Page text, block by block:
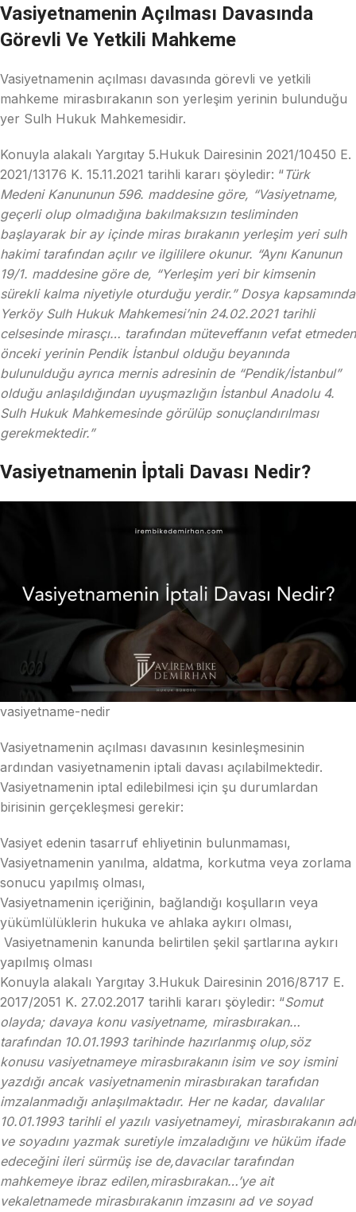
Vasiyetnamenin Açılması Davasında
Görevli Ve Yetkili Mahkeme
Vasiyetnamenin açılması davasında görevli ve yetkili
mahkeme mirasbırakanın son yerleşim yerinin bulunduğu
yer Sulh Hukuk Mahkemesidir.
Konuyla alakalı Yargıtay 5.Hukuk Dairesinin 2021/10450 E.
2021/13176 K. 15.11.2021 tarihli kararı şöyledir: “Türk
Medeni Kanununun 596. maddesine göre, “Vasiyetname,
geçerli olup olmadığına bakılmaksızın tesliminden
başlayarak bir ay içinde miras bırakanın yerleşim yeri sulh
hakimi tarafından açılır ve ilgililere okunur. “Aynı Kanunun
19/1. maddesine göre de, “Yerleşim yeri bir kimsenin
sürekli kalma niyetiyle oturduğu yerdir.” Dosya kapsamında
Yerköy Sulh Hukuk Mahkemesi’nin 24.02.2021 tarihli
celsesinde mirasçı… tarafından müteveffanın vefat etmeden
önceki yerinin Pendik İstanbul olduğu beyanında
bulunulduğu ayrıca mernis adresinin de “Pendik/İstanbul”
olduğu anlaşıldığından uyuşmazlığın İstanbul Anadolu 4.
Sulh Hukuk Mahkemesinde görülüp sonuçlandırılması
gerekmektedir.”
Vasiyetnamenin İptali Davası Nedir?
vasiyetname-nedir
Vasiyetnamenin açılması davasının kesinleşmesinin
ardından vasiyetnamenin iptali davası açılabilmektedir.
Vasiyetnamenin iptal edilebilmesi için şu durumlardan
birisinin gerçekleşmesi gerekir:
Vasiyet edenin tasarruf ehliyetinin bulunmaması,
Vasiyetnamenin yanılma, aldatma, korkutma veya zorlama
sonucu yapılmış olması,
Vasiyetnamenin içeriğinin, bağlandığı koşulların veya
yükümlülüklerin hukuka ve ahlaka aykırı olması,
Vasiyetnamenin kanunda belirtilen şekil şartlarına aykırı
yapılmış olması
Konuyla alakalı Yargıtay 3.Hukuk Dairesinin 2016/8717 E.
2017/2051 K. 27.02.2017 tarihli kararı şöyledir: “Somut
olayda; davaya konu vasiyetname, mirasbırakan…
tarafından 10.01.1993 tarihinde hazırlanmış olup,söz
konusu vasiyetnameye mirasbırakanın isim ve soy ismini
yazdığı ancak vasiyetnamenin mirasbırakan tarafıdan
imzalanmadığı anlaşılmaktadır. Her ne kadar, davalılar
10.01.1993 tarihli el yazılı vasiyetnameyi, mirasbırakanın adı
ve soyadını yazmak suretiyle imzaladığını ve hüküm ifade
edeceğini ileri sürmüş ise de,davacılar tarafından
mahkemeye ibraz edilen,mirasbırakan…’ye ait
vekaletnamede mirasbırakanın imzasını ad ve soyad